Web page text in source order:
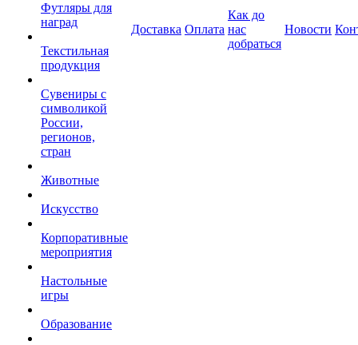
Футляры для
наград
Текстильная
продукция
Сувениры с
символикой
России,
регионов,
стран
Животные
Искусство
Корпоративные
мероприятия
Настольные
игры
Образование
Доставка Оплата
Как до
нас
добраться
Новости